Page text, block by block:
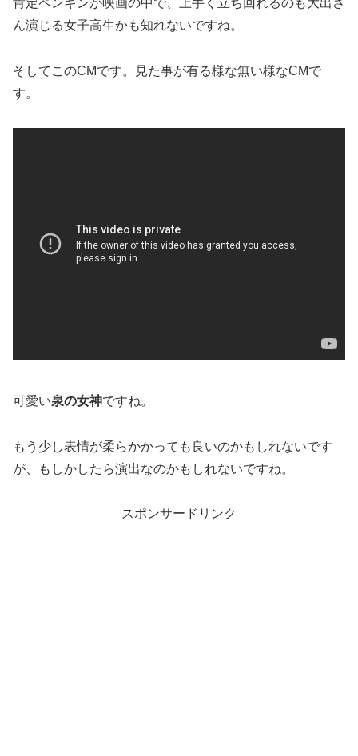
肯定ペンギンが映画の中で、上手く立ち回れるのも大出さ
ん演じる女子高生かも知れないですね。
そしてこのCMです。見た事が有る様な無い様なCMで
す。
可愛い泉の女神ですね。
もう少し表情が柔らかかっても良いのかもしれないです
が、もしかしたら演出なのかもしれないですね。
スポンサードリンク